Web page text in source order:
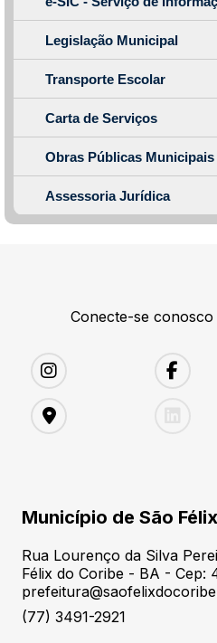
Legislação Municipal
Transporte Escolar
Carta de Serviços
Obras Públicas Municipais
Assessoria Jurídica
Conecte-se conosco
Município de São
Rua Lourenço da Silva
Félix do Coribe - BA - Cep:
(77) 3491-2921